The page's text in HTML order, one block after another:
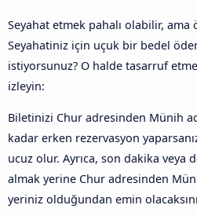
Seyahat etmek pahalı olabilir,
Seyahatiniz için uçuk bir bedel
istiyorsunuz? O halde tasarruf
izleyin:
Biletinizi Chur adresinden Münih
kadar erken rezervasyon
ucuz olur. Ayrıca, son dakika veya
almak yerine Chur adresinden
yeriniz olduğundan emin